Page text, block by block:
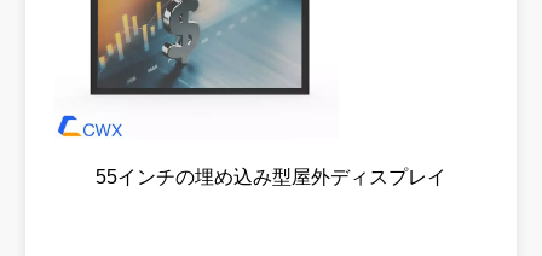
55インチの埋め込み型屋外ディスプレイ